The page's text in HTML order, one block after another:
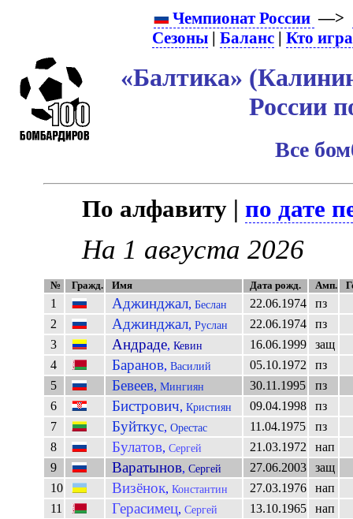
Чемпионат России —>
Сезоны |Баланс |Кто
«Балтика»
России
Все
По алфавиту |по дате
На 1 августа 2026
№ Гражд. Имя Дата рожд. Амп.
1 Аджинджал, Беслан 22.06.1974
пз
2
Аджинджал, Руслан 22.06.1974
пз
3
Андраде, Кевин 16.06.1999
защ
4
Баранов, Василий 05.10.1972
пз
5
Бевеев, Мингиян 30.11.1995
пз
6
Бистрович, Кристиян 09.04.1998
пз
7
Буйткус, Орестас 11.04.1975
пз
8
Булатов, Сергей 21.03.1972
нап
9
Варатынов, Сергей 27.06.2003
защ
10
Визёнок, Константин 27.03.1976
нап
11
Герасимец, Сергей 13.10.1965
нап